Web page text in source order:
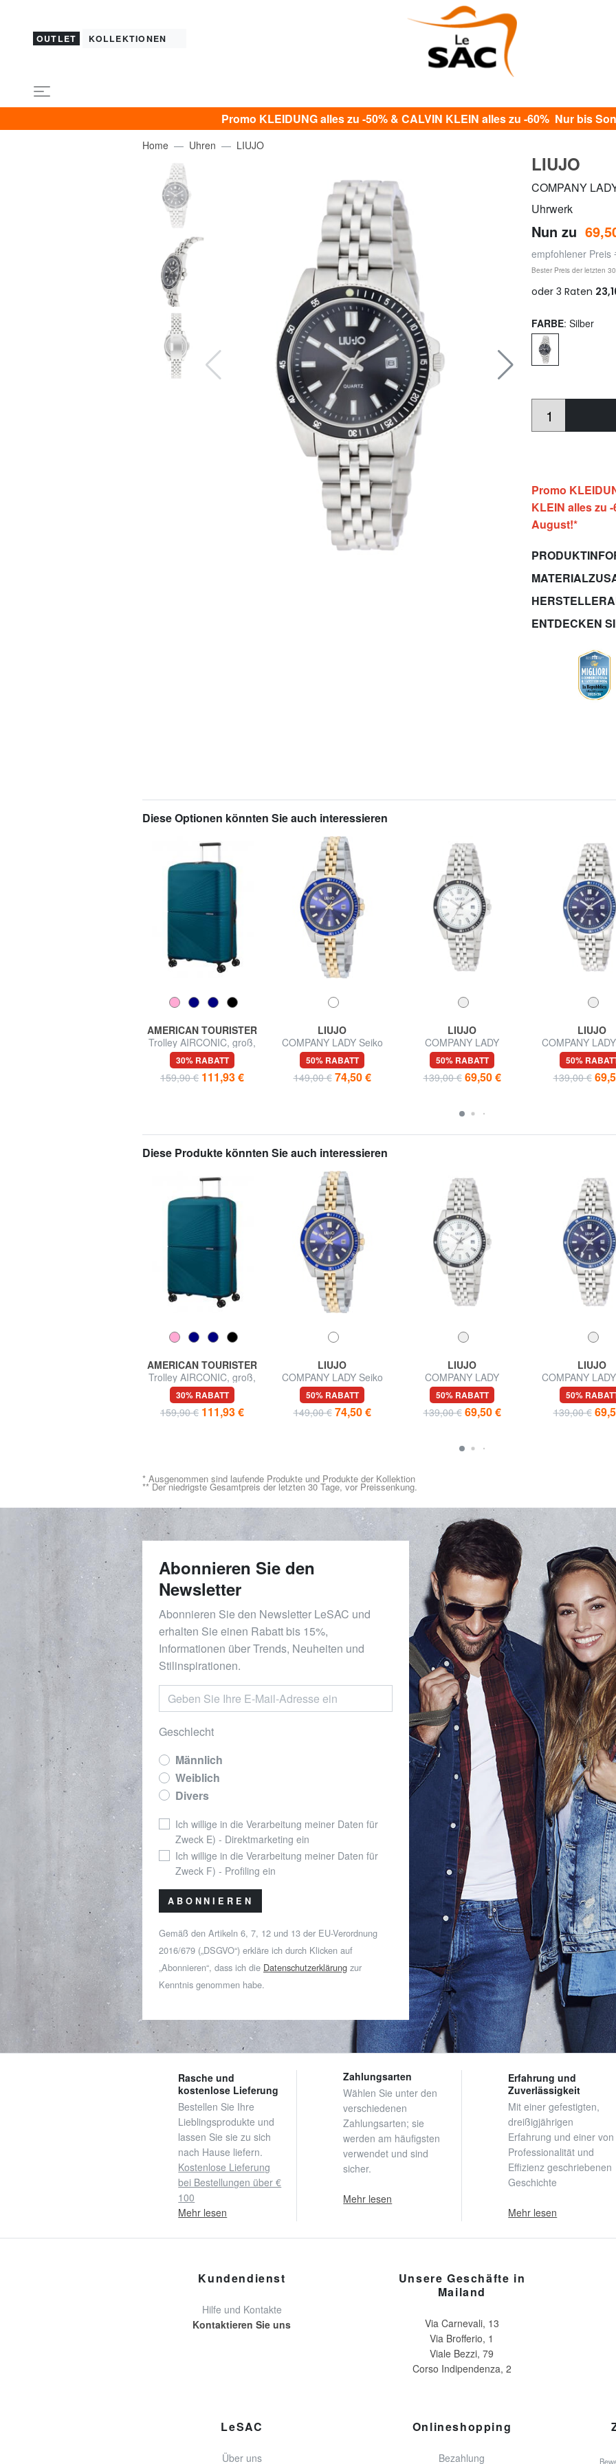
OUTLET KOLLEKTIONEN
Promo KLEIDUNG alles zu -50% & CALVIN KLEIN alles zu -60% Nur bis
Home Uhren LIUJO
LIUJO
COMPANY
Uhrwerk
Nun zu
empfohlener Preis
Bester Preis der letzten
FARBE: Silber
Promo
KLEIN alles zu
August!*
ENTDECKEN
Diese Optionen könnten Sie auch interessieren
AMERICAN TOURISTER
Trolley AIRCONIC, groß,
leicht
30% RABATT
159,90 € 111,93 €
LIUJO
COMPANY LADY Seiko
Uhrwerk VJ12
50% RABATT
149,00 € 74,50 €
LIUJO
COMPANY LADY
Dreizeigeruhr mit Seiko
VJ12 Uhrwerk
50% RABATT
139,00 € 69,50 €
LIUJO
COMPANY
Uhrwerk
50%
139,00 €
Diese Produkte könnten Sie auch interessieren
AMERICAN TOURISTER
Trolley AIRCONIC, groß,
leicht
30% RABATT
159,90 € 111,93 €
LIUJO
COMPANY LADY Seiko
Uhrwerk VJ12
50% RABATT
149,00 € 74,50 €
LIUJO
COMPANY LADY
Dreizeigeruhr mit Seiko
VJ12 Uhrwerk
50% RABATT
139,00 € 69,50 €
LIUJO
COMPANY
Uhrwerk
50%
139,00 €
* Ausgenommen sind laufende Produkte und Produkte der Kollektion
** Der niedrigste Gesamtpreis der letzten 30 Tage, vor Preissenkung.
Abonnieren Sie den
Newsletter
Abonnieren Sie den Newsletter LeSAC und
erhalten Sie einen Rabatt bis 15%,
Informationen über Trends, Neuheiten und
Stilinspirationen.
Geschlecht
Männlich
Weiblich
Divers
Ich willige in die Verarbeitung meiner Daten für
Zweck E) - Direktmarketing ein
Ich willige in die Verarbeitung meiner Daten für
Zweck F) - Profiling ein
ABONNIEREN
Gemäß den Artikeln 6, 7, 12 und 13 der EU-Verordnung
2016/679 („DSGVO“) erkläre ich durch Klicken auf
„Abonnieren“, dass ich die Datenschutzerklärung zur
Kenntnis genommen habe.
Rasche und
kostenlose Lieferung
Bestellen Sie Ihre
Lieblingsprodukte und
lassen Sie sie zu sich
nach Hause liefern.
Kostenlose Lieferung
bei Bestellungen über €
100
Mehr lesen
Zahlungsarten
Wählen Sie unter den
verschiedenen
Zahlungsarten; sie
werden am häufigsten
verwendet und sind
sicher.
Mehr lesen
Erfahrung und
Zuverlässigkeit
Mit einer gefestigten,
dreißigjährigen
Erfahrung und einer von
Professionalität und
Effizienz geschriebenen
Geschichte
Mehr lesen
Kundendienst
Hilfe und Kontakte
Kontaktieren Sie uns
Unsere Geschäfte in
Mailand
Via Carnevali, 13
Via Brofferio, 1
Viale Bezzi, 79
Corso Indipendenza, 2
LeSAC
Über uns
Onlineshopping
Bezahlung